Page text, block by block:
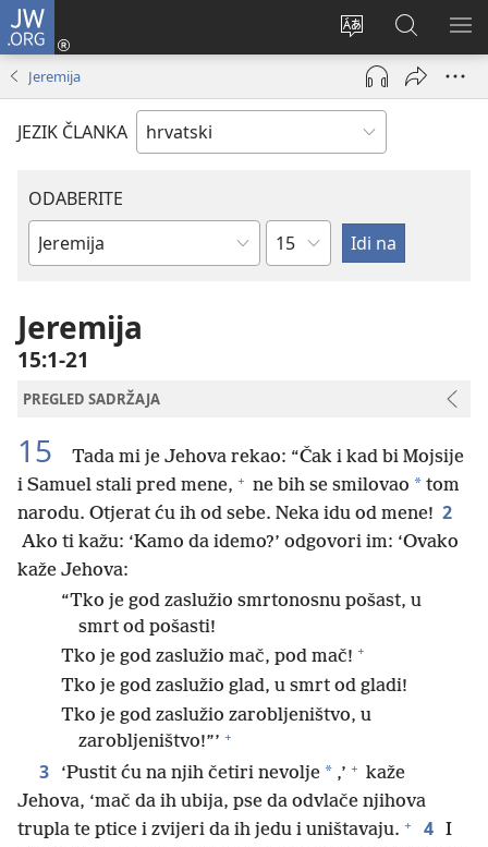
JW.ORG
Promijeni
jezik
Prijava
(otvara
prozor)
JW.ORG
|
Pretraga
Jeremija
JEZIK ČLANKA
ODABERITE
Biblijska
Poglavlje
Jeremija
15:1-21
PREGLED SADRŽAJA
15
Tada mi je Jehova rekao: “Čak i kad bi Mojsije
i Samuel stali pred mene, + ne bih se smilovao * tom
narodu. Otjerat ću ih od sebe. Neka idu od mene! 2
Ako ti kažu: ‘Kamo da idemo?’ odgovori im: ‘Ovako
kaže Jehova:
“Tko je god zaslužio smrtonosnu pošast, u
smrt od pošasti!
Tko je god zaslužio mač, pod mač! +
Tko je god zaslužio glad, u smrt od gladi!
Tko je god zaslužio zarobljeništvo, u
zarobljeništvo!”’ +
3 ‘Pustit ću na njih četiri nevolje * ,’ + kaže
Jehova, ‘mač da ih ubija, pse da odvlače njihova
trupla te ptice i zvijeri da ih jedu i uništavaju. + 4 I